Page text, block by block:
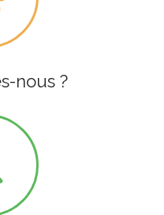
nous ?